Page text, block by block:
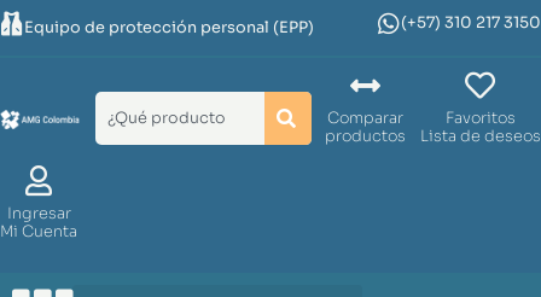
Equipo de protección personal (EPP) (+57) 310 217 3150
Comparar
productos
Favoritos
Lista de deseos
Ingresar
Mi Cuenta